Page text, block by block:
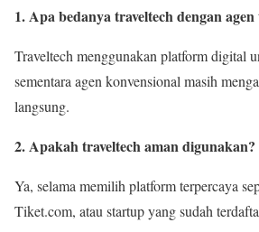
1. Apa bedanya traveltech dengan
Traveltech menggunakan platform digital
sementara agen konvensional masih
langsung.
2. Apakah traveltech aman digunakan?
Ya, selama memilih platform terpercaya
Tiket.com, atau startup yang sudah